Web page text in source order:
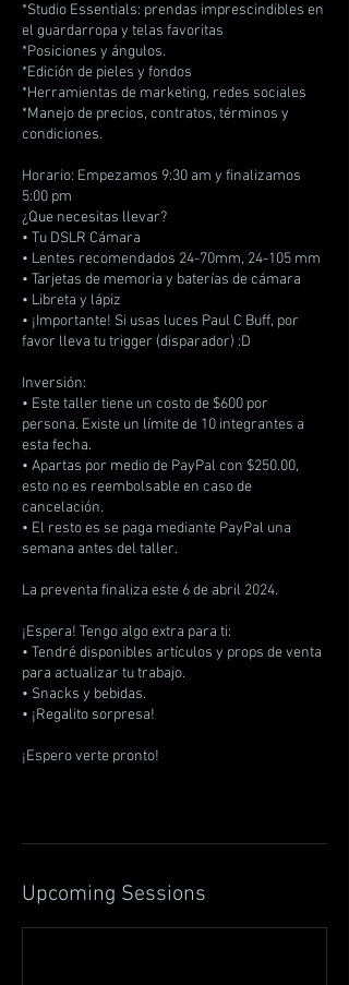
*Studio Essentials: prendas imprescindibles en
el guardarropa y telas favoritas
*Posiciones y ángulos.
*Edición de pieles y fondos
*Herramientas de marketing, redes sociales
*Manejo de precios, contratos, términos y
condiciones.
Horario: Empezamos 9:30 am y finalizamos
5:00 pm
¿Que necesitas llevar?
• Tu DSLR Cámara
• Lentes recomendados 24-70mm, 24-105 mm
• Tarjetas de memoria y baterías de cámara
• Libreta y lápiz
• ¡Importante! Si usas luces Paul C Buff, por
favor lleva tu trigger (disparador) :D
Inversión:
• Este taller tiene un costo de $600 por
persona. Existe un límite de 10 integrantes a
esta fecha.
• Apartas por medio de PayPal con $250.00,
esto no es reembolsable en caso de
cancelación.
• El resto es se paga mediante PayPal una
semana antes del taller.
La preventa finaliza este 6 de abril 2024.
¡Espera! Tengo algo extra para ti:
• Tendré disponibles artículos y props de venta
para actualizar tu trabajo.
• Snacks y bebidas.
• ¡Regalito sorpresa!
¡Espero verte pronto!
Upcoming Sessions